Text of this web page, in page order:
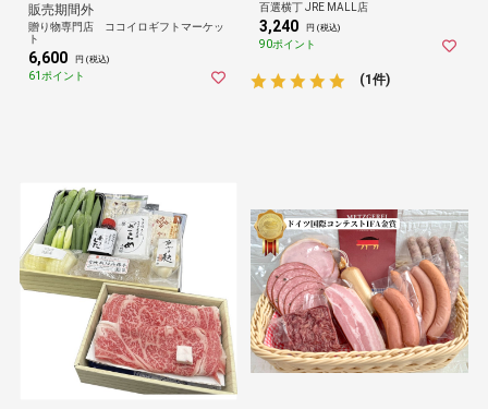
販売期間外
贈り物専門店 ココイロギフトマーケッ
ト
6,600 円 (税込)
61ポイント
百選横丁 JRE MALL店
3,240 円 (税込)
90ポイント
(1件)